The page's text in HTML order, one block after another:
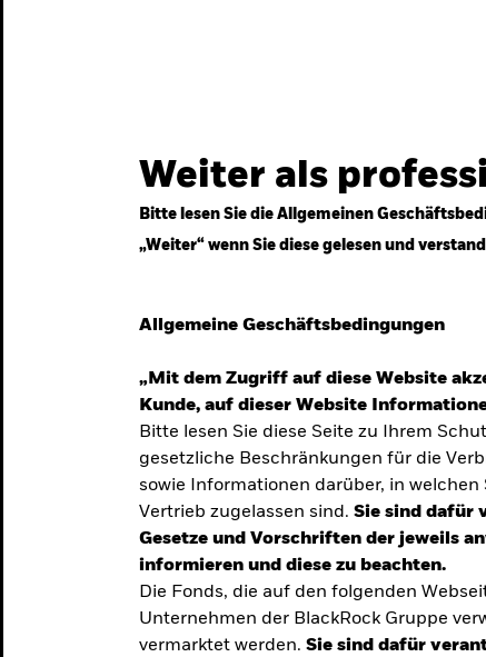
Weiter als
Bitte lesen Sie die Allgemeinen
„Weiter“ wenn Sie diese gelesen und
Allgemeine Geschäftsbedingungen
„Mit dem Zugriff auf diese Website
Kunde, auf dieser Website
Bitte lesen Sie diese Seite zu Ihrem
gesetzliche Beschränkungen für die
sowie Informationen darüber, in
Vertrieb zugelassen sind. Sie sind dafür
Gesetze und Vorschriften der jeweils
informieren und diese zu beachten.
Die Fonds, die auf den folgenden
Unternehmen der BlackRock Gruppe
vermarktet werden. Sie sind dafür